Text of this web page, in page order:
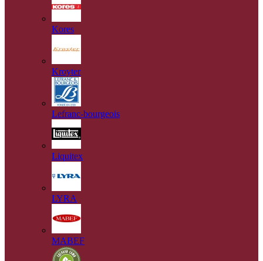
Kores
Kroyter
Lefranc-bourgeois
Liquitex
LYRA
MABEF